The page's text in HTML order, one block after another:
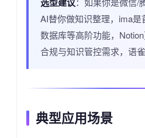
AI替你做知识整理，ima是
数据库等高阶功能，
合规与知识管控需求，语雀
典型应用场景